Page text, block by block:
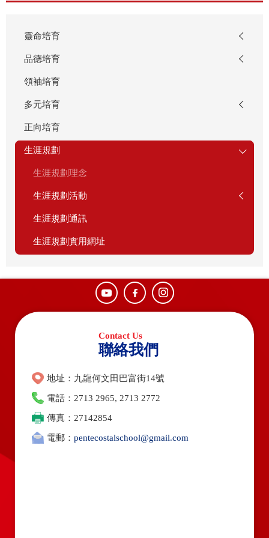
靈命培育
品德培育
領袖培育
多元培育
正向培育
生涯規劃
生涯規劃理念
生涯規劃活動
生涯規劃通訊
生涯規劃實用網址
聯絡我們
地址：九龍何文田巴富街14號
電話：2713 2965, 2713 2772
傳真：27142854
電郵： pentecostalschool@gmail.com